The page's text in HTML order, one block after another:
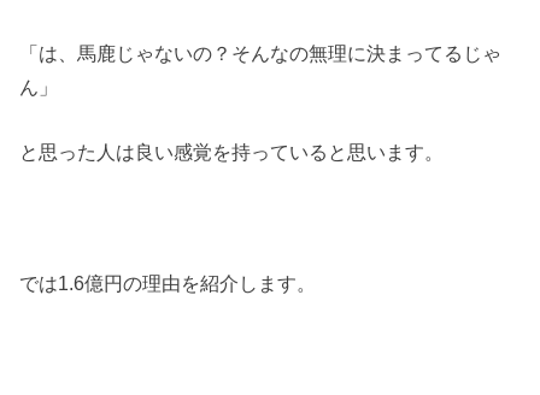
「は、馬鹿じゃないの？そんなの無理に決まってるじゃ
ん」
と思った人は良い感覚を持っていると思います。
では1.6億円の理由を紹介します。